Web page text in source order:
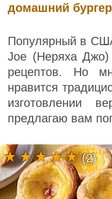
домашний
Популярный в
Joe (Неряха Джо)
рецептов. Но
нравится
изготовлении
предлагаю вам
(2)